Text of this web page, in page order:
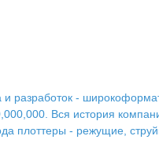
разработок -
Вся история
плоттеры - режущие,